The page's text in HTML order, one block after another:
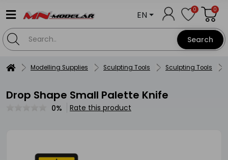
Search
EN 0 0
Modelling Supplies Sculpting Tools Sculpting Tools
Drop Shape Small Palette Knife
0% Rate this product